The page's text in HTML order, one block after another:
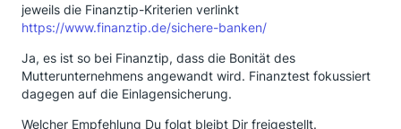
jeweils die Finanztip-Kriterien verlinkt
https://www.finanztip.de/sichere-banken/
Ja, es ist so bei Finanztip, dass die Bonität des
Mutterunternehmens angewandt wird. Finanztest fokussiert
dagegen auf die Einlagensicherung.
Welcher Empfehlung Du folgt bleibt Dir freigestellt.